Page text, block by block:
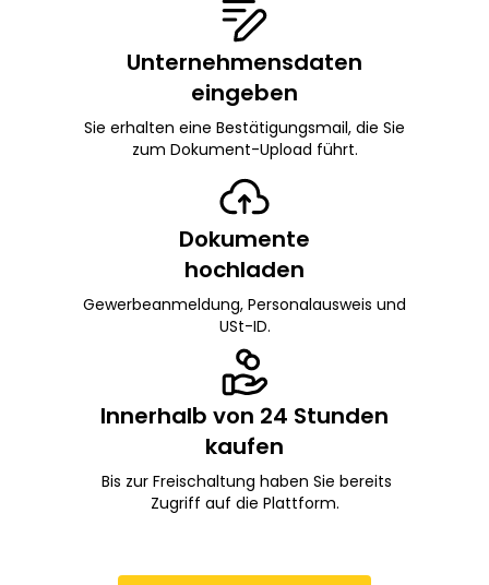
Unternehmensdaten
eingeben
Sie erhalten eine Bestätigungsmail, die Sie
zum Dokument-Upload führt.
Dokumente
hochladen
Gewerbeanmeldung, Personalausweis und
USt-ID.
Innerhalb von 24 Stunden
kaufen
Bis zur Freischaltung haben Sie bereits
Zugriff auf die Plattform.